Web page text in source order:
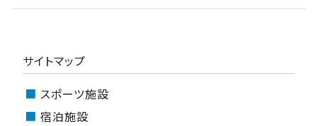
サイトマップ
スポーツ施設
宿泊施設